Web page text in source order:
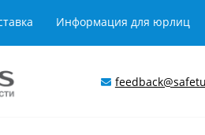
Информация для юрлиц